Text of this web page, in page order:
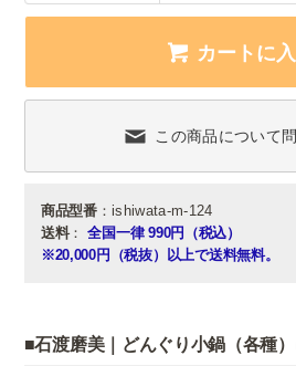
カートに
この商品について
商品型番：ishiwata-m-124
送料： 全国一律 990円（税込）
※20,000円（税抜）以上で送料無料。
■石渡磨美｜どんぐり小鍋（各種